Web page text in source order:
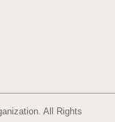
All Rights